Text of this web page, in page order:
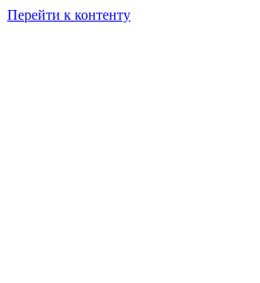
Перейти к контенту